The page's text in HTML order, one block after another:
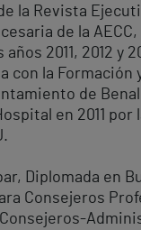
la Revista
de la
2011, 2012 y
con la Formación
de
en 2011 por
Diplomada en
Consejeros